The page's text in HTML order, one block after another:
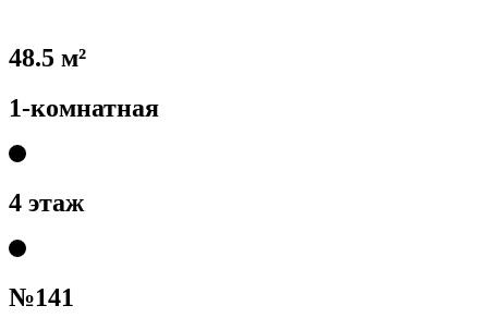
48.5 м²
1-комнатная
4 этаж
№141